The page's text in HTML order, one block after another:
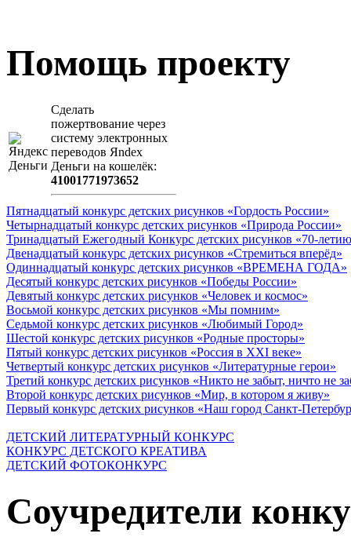
Помощь проекту
Сделать
пожертвование через
систeму элeктронных
пeрeводов Яndex
Деньги на кошeлёк:
41001771973652
Пятнадцатый конкурс детских рисунков «Гордость России»
Четырнадцатый конкурс детских рисунков «Природа России»
Тринадцатый Ежегодный Конкурс детских рисунков «70-
Двенадцатый конкурс детских рисунков «Стремиться вперёд»
Одиннадцатый конкурс детских рисунков «ВРЕМЕНА ГОДА»
Десятый конкурс детских рисунков «Победы России»
Девятый конкурс детских рисунков «Человек и космос»
Восьмой конкурс детских рисунков «Мы помним»
Седьмой конкурс детских рисунков «Любимый Город»
Шестой конкурс детских рисунков «Родные просторы»
Пятый конкурс детских рисунков «Россия в XXI веке»
Четвертый конкурс детских рисунков «Литературные герои»
Третий конкурс детских рисунков «Никто не забыт, ничто не
Второй конкурс детских рисунков «Мир, в котором я живу»
Первый конкурс детских рисунков «Наш город Санкт-
ДЕТСКИЙ ЛИТЕРАТУРНЫЙ КОНКУРС
КОНКУРС ДЕТСКОГО КРЕАТИВА
ДЕТСКИЙ ФОТОКОНКУРС
Соучредители